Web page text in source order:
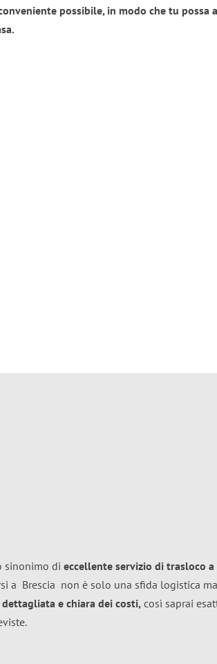
possibile, in modo che tu possa
sinonimo di eccellente servizio di trasloco a
a Brescia non è solo una sfida logistica
e chiara dei costi, così saprai